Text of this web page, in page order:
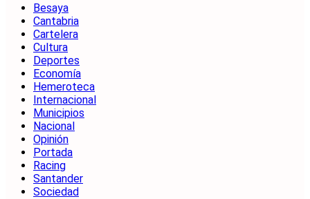
Besaya
Cantabria
Cartelera
Cultura
Deportes
Economía
Hemeroteca
Internacional
Municipios
Nacional
Opinión
Portada
Racing
Santander
Sociedad